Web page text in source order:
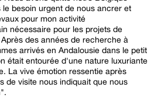
besoin urgent de nous ancrer et
pour mon activité
nécessaire pour les projets de
arrivés en Andalousie dans le petit
était entourée d'une nature luxuriante
de visite nous indiquait que nous